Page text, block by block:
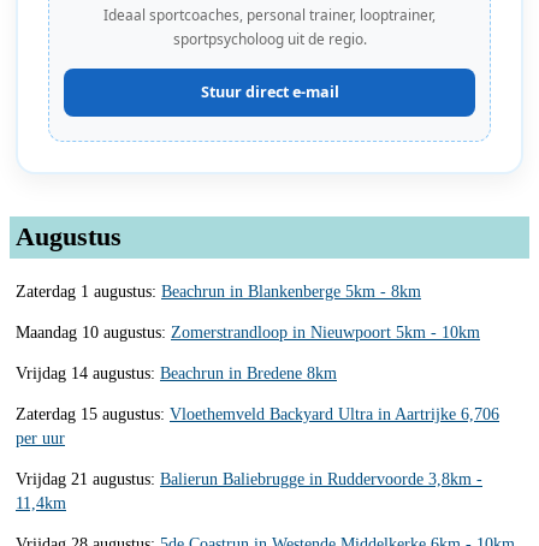
Ideaal sportcoaches, personal trainer, looptrainer,
sportpsycholoog uit de regio.
Stuur direct e-mail
Augustus
Zaterdag 1 augustus: Beachrun in Blankenberge 5km - 8km
Maandag 10 augustus: Zomerstrandloop in Nieuwpoort 5km - 10km
Vrijdag 14 augustus: Beachrun in Bredene 8km
Zaterdag 15 augustus: Vloethemveld Backyard Ultra in Aartrijke 6,706
per uur
Vrijdag 21 augustus: Balierun Baliebrugge in Ruddervoorde 3,8km -
11,4km